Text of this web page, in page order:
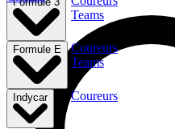
Teams
Formule E
Coureurs
Teams
Indycar Coureurs